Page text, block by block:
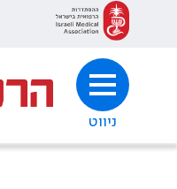
ניווט